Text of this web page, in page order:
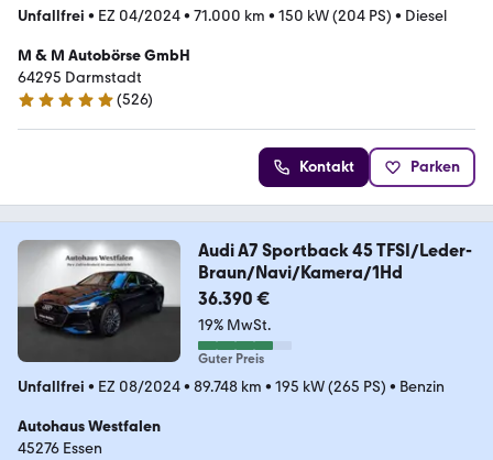
Unfallfrei • EZ 04/2024• 71.000 km • 150 kW (204 PS) • Diesel
M & M Autobörse GmbH
64295 Darmstadt
4.9 Sterne
(526)
Kontakt Parken
Audi A7 Sportback 45 TFSI/Leder-
Braun/Navi/Kamera/1Hd
36.390 €
19% MwSt.
Guter Preis
Unfallfrei • EZ 08/2024• 89.748 km • 195 kW (265 PS) • Benzin
Autohaus Westfalen
45276 Essen